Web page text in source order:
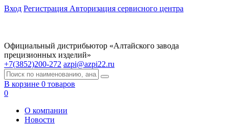
Вход Регистрация Авторизация сервисного центра
Официальный дистрибьютор «Алтайского завода
прецизионных изделий»
+7(3852)200-272 azpi@azpi22.ru
В корзине 0 товаров
0
О компании
Новости